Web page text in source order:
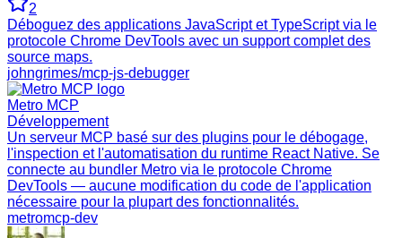
2
Déboguez des applications JavaScript et TypeScript via le
protocole Chrome DevTools avec un support complet des
source maps.
johngrimes/mcp-js-debugger
Metro MCP
Développement
Un serveur MCP basé sur des plugins pour le débogage,
l'inspection et l'automatisation du runtime React Native. Se
connecte au bundler Metro via le protocole Chrome
DevTools — aucune modification du code de l'application
nécessaire pour la plupart des fonctionnalités.
metromcp-dev